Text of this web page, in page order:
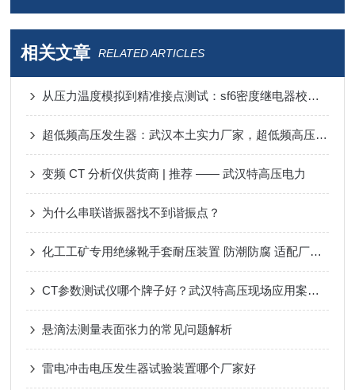
相关文章 RELATED ARTICLES
从压力温度模拟到精准接点测试：sf6密度继电器校验仪谁家的比较好
超低频高压发生器：武汉本土实力厂家，超低频高压发生器的智能便捷
变频 CT 分析仪供货商 | 推荐 —— 武汉特高压电力
为什么串联谐振器找不到谐振点？
化工工矿专用绝缘靴手套耐压装置 防潮防腐 适配厂区年检
CT参数测试仪哪个牌子好？武汉特高压现场应用案例分享
悬滴法测量表面张力的常见问题解析
雷电冲击电压发生器试验装置哪个厂家好